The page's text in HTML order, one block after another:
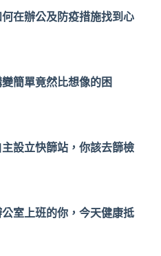
在辦公及防疫措施找到心
簡單竟然比想像的困
設立快篩站，你該去篩檢
室上班的你，今天健康抵